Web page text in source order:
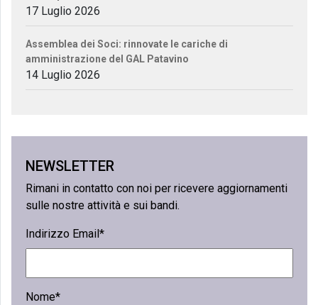
17 Luglio 2026
Assemblea dei Soci: rinnovate le cariche di
amministrazione del GAL Patavino
14 Luglio 2026
NEWSLETTER
Rimani in contatto con noi per ricevere aggiornamenti
sulle nostre attività e sui bandi.
Indirizzo Email*
Nome*